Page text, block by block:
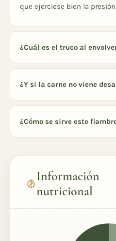
que ejerciese bien la
¿Cuál es el truco al
¿Y si la carne no viene
¿Cómo se sirve este
Información
nutricional